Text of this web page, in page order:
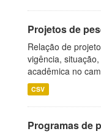
Projetos de
Relação de
vigência,
acadêmica no
CSV
Programas de